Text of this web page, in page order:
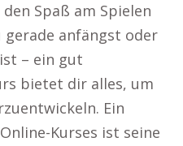
Spaß am Spielen
gerade anfängst oder
– ein gut
bietet dir alles, um
Ein
Kurses ist seine